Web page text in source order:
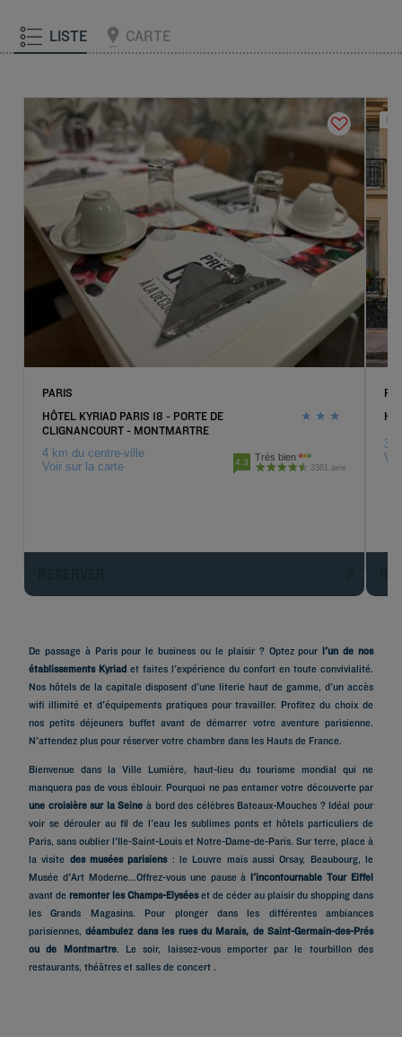
LISTE CARTE
PARIS
HÔTEL KYRIAD PARIS 18 - PORTE DE
CLIGNANCOURT - MONTMARTRE
4 km du centre-ville
Voir sur la carte
4.3 Très bien
3361 avis
3
De passage à Paris pour le business ou le plaisir ? Optez pourl'un de nos
établissements Kyriad et faites l'expérience du confort en toute convivialité.
Nos hôtels de la capitale disposent d'une literie haut de gamme, d'un accès
wifi illimité et d'équipements pratiques pour travailler. Profitez du choix de
nos petits déjeuners buffet avant de démarrer votre aventure parisienne.
N'attendez plus pour réserver votre chambre dans les Hauts de France.
Bienvenue dans la Ville Lumière, haut-lieu du tourisme mondial qui ne
manquera pas de vous éblouir. Pourquoi ne pas entamer votre découverte par
une croisière sur la Seine à bord des célèbres Bateaux-Mouches ? Idéal pour
voir se dérouler au fil de l'eau les sublimes ponts et hôtels particuliers de
Paris, sans oublier l'Ile-Saint-Louis et Notre-Dame-de-Paris. Sur terre, place à
la visite des musées parisiens: le Louvre mais aussi Orsay, Beaubourg, le
Musée d'Art Moderne...Offrez-vous une pause àl'incontournable Tour Eiffel
avant de remonter les Champs-Elyséeset de céder au plaisir du shopping dans
les Grands Magasins. Pour plonger dans les différentes ambiances
parisiennes,déambulez dans les rues du Marais, de Saint-Germain-des-Prés
ou de Montmartre. Le soir, laissez-vous emporter par le tourbillon des
restaurants, théâtres et salles de concert .
Hôtels à Paris
Hôtels à Marseille
Hôtels à Strasbourg
Hôtels à Bordeaux